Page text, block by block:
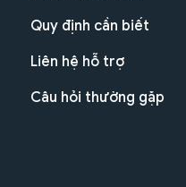
Quy định cần biết
Liên hệ hỗ trợ
Câu hỏi thường gặp